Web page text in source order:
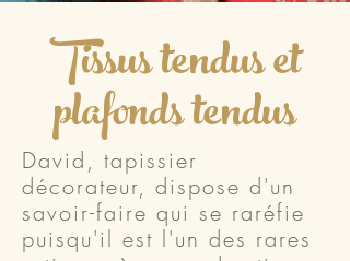
Tissus tendus et
plafonds tendus
David, tapissier
décorateur, dispose d'un
savoir-faire qui se raréfie
puisqu'il est l'un des rares